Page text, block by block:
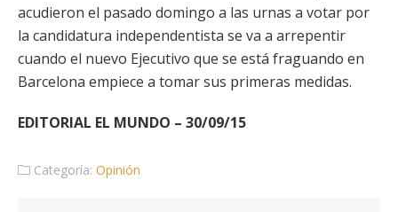
acudieron el pasado domingo a las urnas a votar por
la candidatura independentista se va a arrepentir
cuando el nuevo Ejecutivo que se está fraguando en
Barcelona empiece a tomar sus primeras medidas.
EDITORIAL EL MUNDO – 30/09/15
Categoría: Opinión